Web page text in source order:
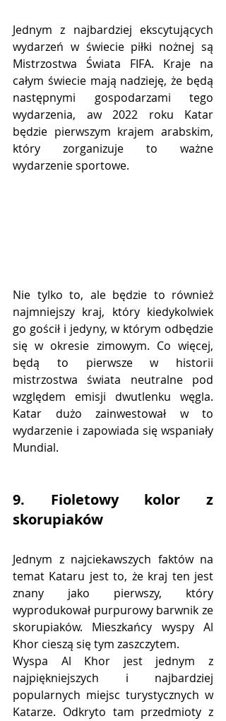
Jednym z najbardziej ekscytujących
wydarzeń w świecie piłki nożnej są
Mistrzostwa Świata FIFA. Kraje na
całym świecie mają nadzieję, że będą
następnymi gospodarzami tego
wydarzenia, aw 2022 roku Katar
będzie pierwszym krajem arabskim,
który zorganizuje to ważne
wydarzenie sportowe.
Nie tylko to, ale będzie to również
najmniejszy kraj, który kiedykolwiek
go gościł i jedyny, w którym odbędzie
się w okresie zimowym. Co więcej,
będą to pierwsze w historii
mistrzostwa świata neutralne pod
względem emisji dwutlenku węgla.
Katar dużo zainwestował w to
wydarzenie i zapowiada się wspaniały
Mundial.
9. Fioletowy kolor z
skorupiaków
Jednym z najciekawszych faktów na
temat Kataru jest to, że kraj ten jest
znany jako pierwszy, który
wyprodukował purpurowy barwnik ze
skorupiaków. Mieszkańcy wyspy Al
Khor cieszą się tym zaszczytem.
Wyspa Al Khor jest jednym z
najpiękniejszych i najbardziej
popularnych miejsc turystycznych w
Katarze. Odkryto tam przedmioty z